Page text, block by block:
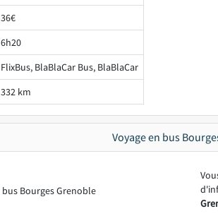
36€
6h20
FlixBus, BlaBlaCar Bus, BlaBlaCar
332 km
Voyage en bus